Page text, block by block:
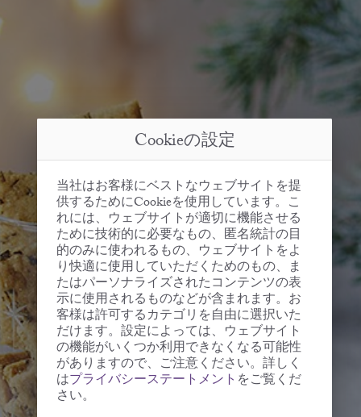
Cookieの設定
当社はお客様にベストなウェブサイトを提
供するためにCookieを使用しています。こ
れには、ウェブサイトが適切に機能させる
ために技術的に必要なもの、匿名統計の目
的のみに使われるもの、ウェブサイトをよ
り快適に使用していただくためのもの、ま
たはパーソナライズされたコンテンツの表
示に使用されるものなどが含まれます。お
客様は許可するカテゴリを自由に選択いた
だけます。設定によっては、ウェブサイト
の機能がいくつか利用できなくなる可能性
がありますので、ご注意ください。詳しく
はプライバシーステートメント をご覧くだ
さい。